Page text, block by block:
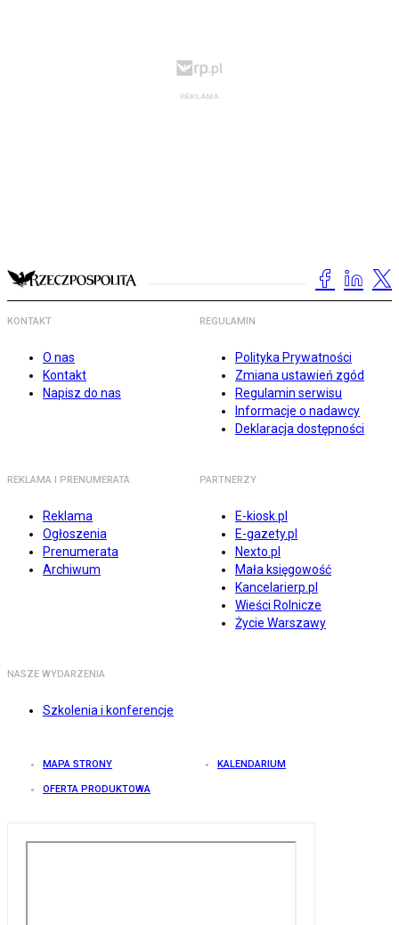
KONTAKT
O nas
Kontakt
Napisz do nas
REGULAMIN
Polityka Prywatności
Zmiana ustawień zgód
Regulamin serwisu
Informacje o nadawcy
Deklaracja dostępności
REKLAMA I PRENUMERATA
Reklama
Ogłoszenia
Prenumerata
Archiwum
PARTNERZY
E-kiosk.pl
E-gazety.pl
Nexto.pl
Mała księgowość
Kancelarierp.pl
Wieści Rolnicze
Życie Warszawy
NASZE WYDARZENIA
Szkolenia i konferencje
MAPA STRONY KALENDARIUM
OFERTA PRODUKTOWA